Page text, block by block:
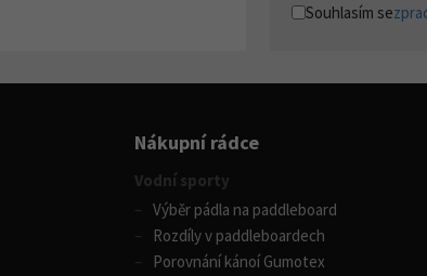
Souhlasím se
Nákupní rádce
Vodní sporty
Výběr pádla na paddleboard
Rozdíly v paddleboardech
Porovnání kánoí Gumotex